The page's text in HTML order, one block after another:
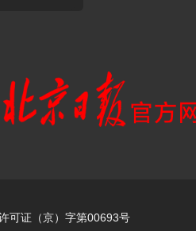
可证（京）字第00693号